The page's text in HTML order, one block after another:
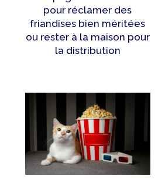
pour réclamer des
friandises bien méritées
ou rester à la maison pour
la distribution